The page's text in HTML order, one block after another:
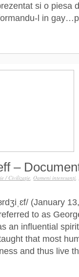
si o piesa
l in
–
/ Civilizaţie,Oameni interesanţi,
(January
to as
an influential
that most
and thus live